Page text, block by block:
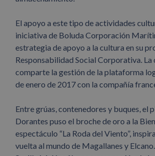
El apoyo a este tipo de actividades
iniciativa de Boluda Corporación
estrategia de apoyo a la cultura en su
Responsabilidad Social Corporativa. La
comparte la gestión de la plataforma
de enero de 2017 con la compañía
Entre grúas, contenedores y buques, el
Dorantes puso el broche de oro a la
espectáculo “La Roda del Viento”,
vuelta al mundo de Magallanes y